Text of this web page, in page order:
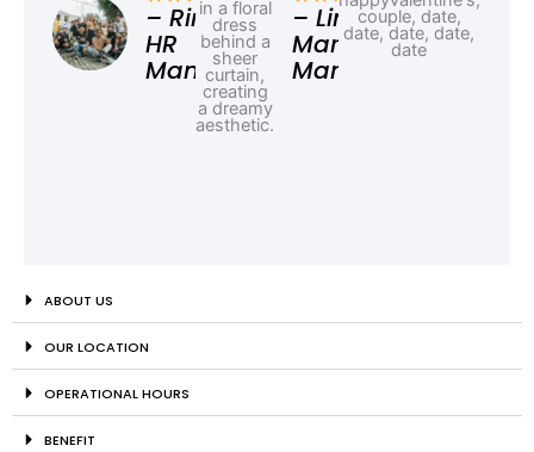
– Rina,
HR
Manager
– Linda,
Marketing
Manager
ABOUT US
OUR LOCATION
OPERATIONAL HOURS
BENEFIT